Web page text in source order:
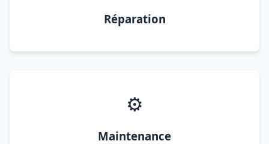
Réparation
⚙️
Maintenance